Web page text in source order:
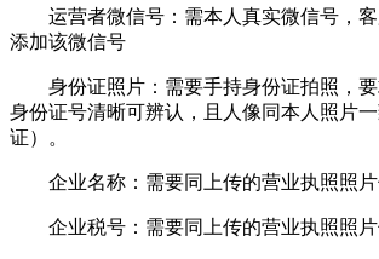
运营者微信号：需本人真实微信号，
添加该微信号
身份证照片：需要手持身份证拍照，
身份证号清晰可辨认，且人像同本人照片
证）。
企业名称：需要同上传的营业执照照
企业税号：需要同上传的营业执照照